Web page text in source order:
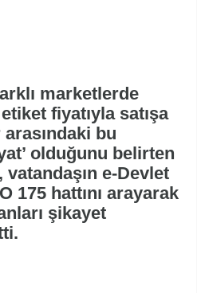
marketlerde
fiyatıyla satışa
bu
olduğunu belirten
e-Devlet
175 hattını arayarak
şikayet